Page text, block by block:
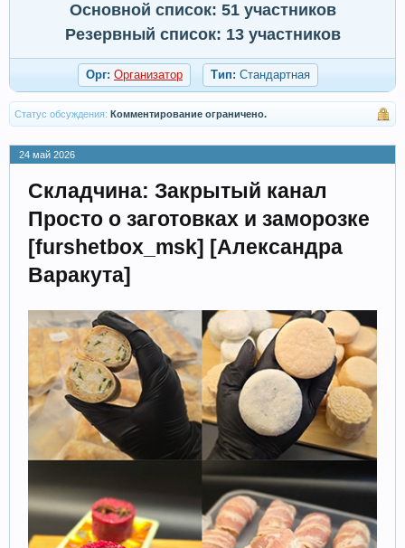
Основной список: 51 участников
Резервный список: 13 участников
Орг: Организатор Тип: Стандартная
Статус обсуждения: Комментирование ограничено.
24 май 2026
Складчина: Закрытый канал
Просто о заготовках и заморозке
[furshetbox_msk] [Александра
Варакута]